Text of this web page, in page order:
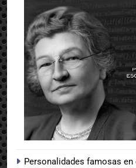
Personalidades famosas